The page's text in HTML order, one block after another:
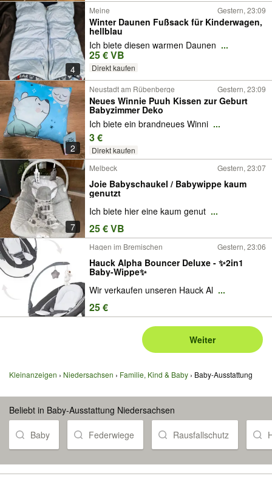
4
Meine Gestern, 23:09
Winter Daunen Fußsack für Kinderwagen,
hellblau
Ich biete diesen warmen Daunen ...
25 € VB
Direkt kaufen
2
Neustadt am Rübenberge Gestern, 23:09
Neues Winnie Puuh Kissen zur Geburt
Babyzimmer Deko
Ich biete ein brandneues Winni ...
3 €
Direkt kaufen
7
Melbeck Gestern, 23:07
Joie Babyschaukel / Babywippe kaum
genutzt
Ich biete hier eine kaum genut ...
25 € VB
Hagen im Bremischen Gestern, 23:06
Hauck Alpha Bouncer Deluxe - ✨2in1
Baby-Wippe✨
Wir verkaufen unseren Hauck Al ...
25 €
Weiter
Kleinanzeigen Niedersachsen Familie, Kind & Baby Baby-Ausstattung
Beliebt in Baby-Ausstattung Niedersachsen
Baby Federwiege Rausfallschutz